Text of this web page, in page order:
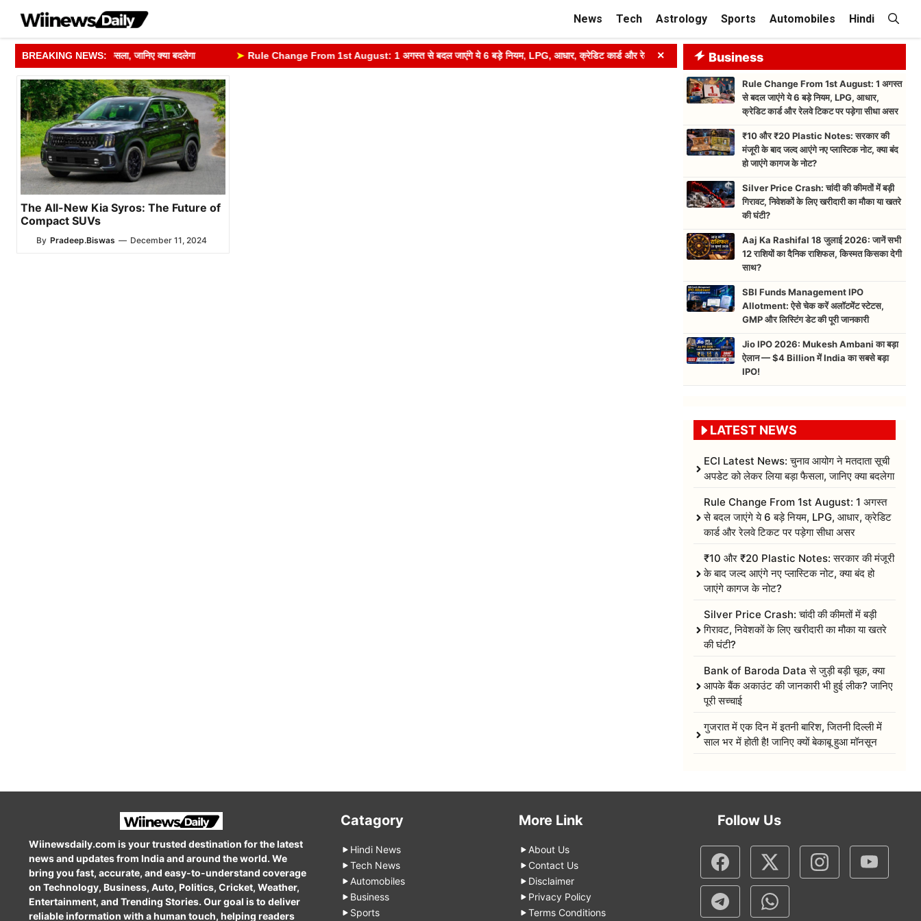
content
News Tech Astrology Sports Automobiles Hindi
BREAKING NEWS:
को लेकर लिया बड़ा फैसला, जानिए क्या बदलेगा Rule Change From 1st August: 1 अगस्त से बदल जाएंगे ये 6 बड़े नियम, LPG, आधार, क्रेडिट कार्ड और रेलवे टिकट पर पड़ेगा सीधा असर
×
The All-New Kia Syros: The Future of
Compact SUVs
By Pradeep.Biswas — December 11, 2024
Business
Rule Change From 1st August: 1 अगस्त
से बदल जाएंगे ये 6 बड़े नियम, LPG, आधार,
क्रेडिट कार्ड और रेलवे टिकट पर पड़ेगा सीधा असर
₹10 और ₹20 Plastic Notes: सरकार की
मंजूरी के बाद जल्द आएंगे नए प्लास्टिक नोट, क्या बंद
हो जाएंगे कागज के नोट?
Silver Price Crash: चांदी की कीमतों में बड़ी
गिरावट, निवेशकों के लिए खरीदारी का मौका या खतरे
की घंटी?
Aaj Ka Rashifal 18 जुलाई 2026: जानें सभी
12 राशियों का दैनिक राशिफल, किस्मत किसका देगी
साथ?
SBI Funds Management IPO
Allotment: ऐसे चेक करें अलॉटमेंट स्टेटस,
GMP और लिस्टिंग डेट की पूरी जानकारी
Jio IPO 2026: Mukesh Ambani का बड़ा
ऐलान — $4 Billion में India का सबसे बड़ा
IPO!
LATEST NEWS
ECI Latest News: चुनाव आयोग ने मतदाता सूची
अपडेट को लेकर लिया बड़ा फैसला, जानिए क्या बदलेगा
Rule Change From 1st August: 1 अगस्त
से बदल जाएंगे ये 6 बड़े नियम, LPG, आधार, क्रेडिट
कार्ड और रेलवे टिकट पर पड़ेगा सीधा असर
₹10 और ₹20 Plastic Notes: सरकार की मंजूरी
के बाद जल्द आएंगे नए प्लास्टिक नोट, क्या बंद हो
जाएंगे कागज के नोट?
Silver Price Crash: चांदी की कीमतों में बड़ी
गिरावट, निवेशकों के लिए खरीदारी का मौका या खतरे
की घंटी?
Bank of Baroda Data से जुड़ी बड़ी चूक, क्या
आपके बैंक अकाउंट की जानकारी भी हुई लीक? जानिए
पूरी सच्चाई
गुजरात में एक दिन में इतनी बारिश, जितनी दिल्ली में
साल भर में होती है! जानिए क्यों बेकाबू हुआ मॉनसून
Wiinewsdaily.com is your trusted destination for the latest
news and updates from India and around the world. We
bring you fast, accurate, and easy-to-understand coverage
on Technology, Business, Auto, Politics, Cricket, Weather,
Entertainment, and Trending Stories. Our goal is to deliver
reliable information with a human touch, helping readers
Catagory
Hindi News
Tech News
Automobiles
Business
Sports
More Link
About Us
Contact Us
Disclaimer
Privacy Policy
Terms Conditions
Follow Us